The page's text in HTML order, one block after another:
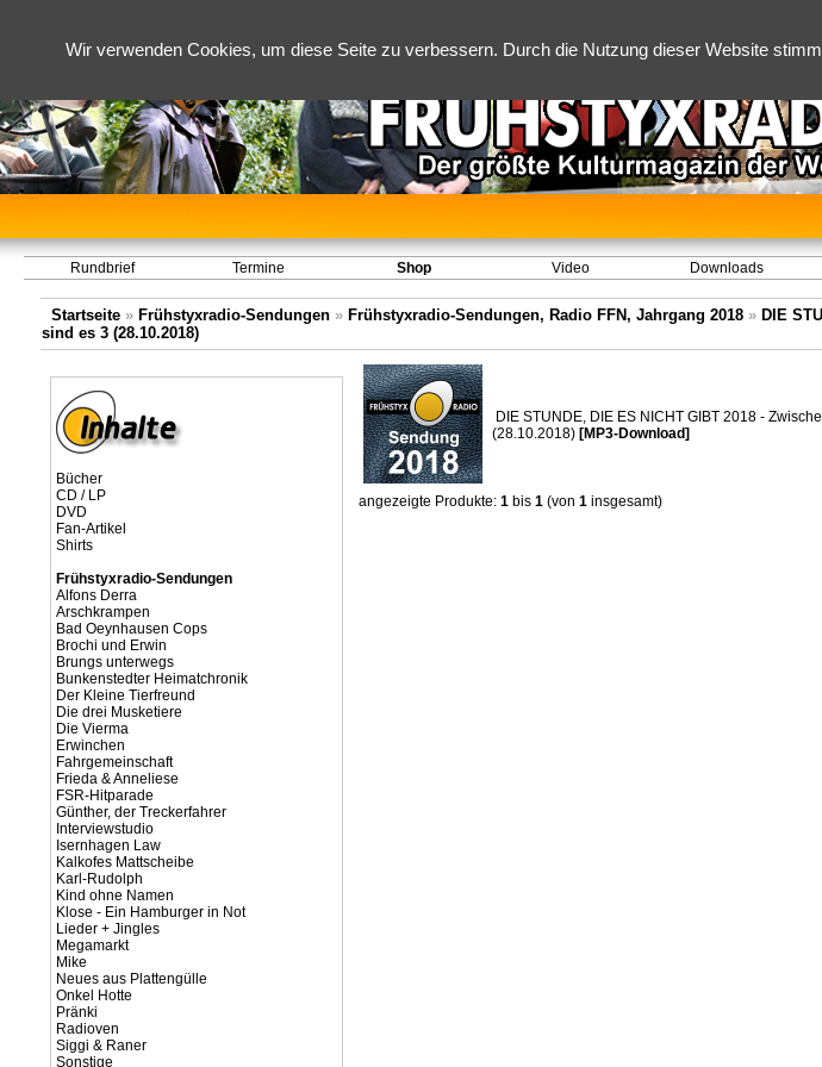
Wir verwenden Cookies, um diese Seite zu verbessern. Durch die Nutzung dieser Website
Rundbrief Termine Shop Video Downloads
Startseite » Frühstyxradio-Sendungen » Frühstyxradio-Sendungen, Radio FFN, Jahrgang 2018 » DIE
sind es 3 (28.10.2018)
Bücher
CD / LP
DVD
Fan-Artikel
Shirts
Frühstyxradio-Sendungen
Alfons Derra
Arschkrampen
Bad Oeynhausen Cops
Brochi und Erwin
Brungs unterwegs
Bunkenstedter Heimatchronik
Der Kleine Tierfreund
Die drei Musketiere
Die Vierma
Erwinchen
Fahrgemeinschaft
Frieda & Anneliese
FSR-Hitparade
Günther, der Treckerfahrer
Interviewstudio
Isernhagen Law
Kalkofes Mattscheibe
Karl-Rudolph
Kind ohne Namen
Klose - Ein Hamburger in Not
Lieder + Jingles
Megamarkt
Mike
Neues aus Plattengülle
Onkel Hotte
Pränki
Radioven
Siggi & Raner
Sonstige
DIE STUNDE, DIE ES NICHT GIBT 2018 -
(28.10.2018) [MP3-Download]
angezeigte Produkte: 1 bis 1 (von 1 insgesamt)